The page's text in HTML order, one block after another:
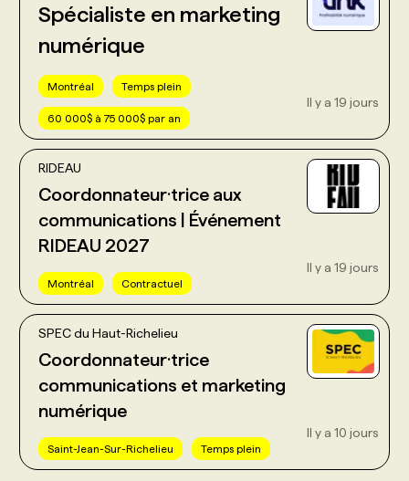
Spécialiste en marketing
numérique
Montréal Temps plein
60 000$ à 75 000$ par an
Il y a 19 jours
RIDEAU
Coordonnateur·trice aux
communications | Événement
RIDEAU 2027
Montréal Contractuel
Il y a 19 jours
SPEC du Haut-Richelieu
Coordonnateur·trice
communications et marketing
numérique
Saint-Jean-Sur-Richelieu Temps plein
Il y a 10 jours